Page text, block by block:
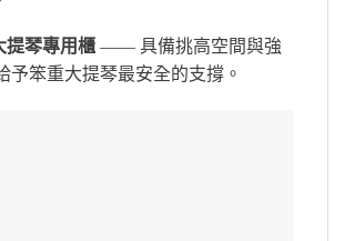
提琴專用櫃—— 具備挑高空間與強
予笨重大提琴最安全的支撐。